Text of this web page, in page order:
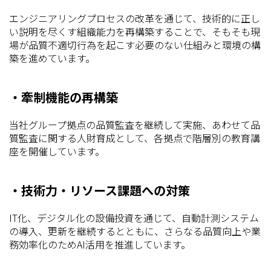
エンジニアリングプロセスの改革を通じて、技術的に正し
い説明を尽くす組織能力を再構築することで、そもそも現
場が品質不適切行為を起こす必要のない仕組みと環境の構
築を進めています。
・牽制機能の再構築
当社グループ拠点の品質監査を継続して実施、あわせて品
質監査に関する人財育成として、各拠点で階層別の教育講
座を開催しています。
・技術力・リソース課題への対策
IT化、デジタル化の設備投資を通じて、自動計測システム
の導入、更新を継続するとともに、さらなる品質向上や業
務効率化のためAI活用を推進しています。